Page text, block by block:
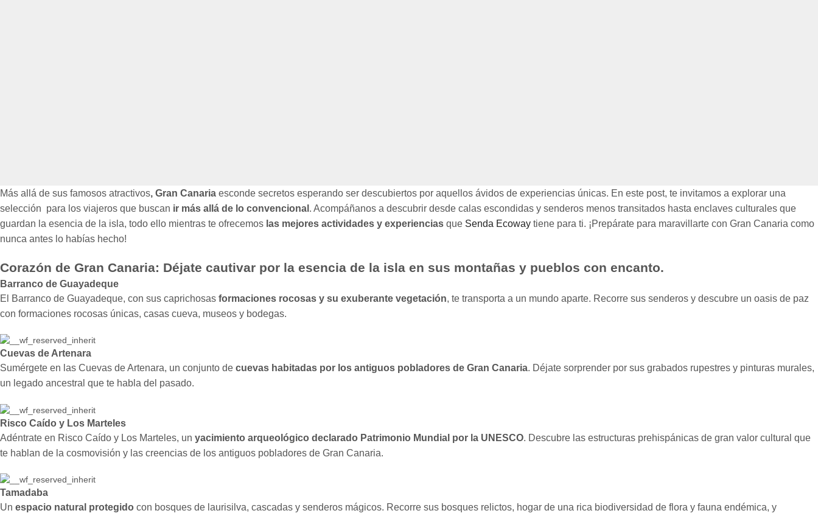
Más allá de sus famosos atractivos, Gran Canaria esconde secretos esperando ser descubiertos por aquellos ávidos de experiencias únicas. En este post, te invitamos a explorar una
selección para los viajeros que buscan ir más allá de lo convencional . Acompáñanos a descubrir desde calas escondidas y senderos menos transitados hasta enclaves culturales que
guardan la esencia de la isla, todo ello mientras te ofrecemos las mejores actividades y experiencias que Senda Ecoway tiene para ti. ¡Prepárate para maravillarte con Gran Canaria como
nunca antes lo habías hecho!
Corazón de Gran Canaria: Déjate cautivar por la esencia de la isla en sus montañas y pueblos con encanto.
Barranco de Guayadeque
El Barranco de Guayadeque, con sus caprichosas formaciones rocosas y su exuberante vegetación, te transporta a un mundo aparte. Recorre sus senderos y descubre un oasis de paz
con formaciones rocosas únicas, casas cueva, museos y bodegas.
Cuevas de Artenara
Sumérgete en las Cuevas de Artenara, un conjunto de cuevas habitadas por los antiguos pobladores de Gran Canaria. Déjate sorprender por sus grabados rupestres y pinturas murales,
un legado ancestral que te habla del pasado.
Risco Caído y Los Marteles
Adéntrate en Risco Caído y Los Marteles, un yacimiento arqueológico declarado Patrimonio Mundial por la UNESCO. Descubre las estructuras prehispánicas de gran valor cultural que
te hablan de la cosmovisión y las creencias de los antiguos pobladores de Gran Canaria.
Tamadaba
Un espacio natural protegido con bosques de laurisilva, cascadas y senderos mágicos. Recorre sus bosques relictos, hogar de una rica biodiversidad de flora y fauna endémica, y